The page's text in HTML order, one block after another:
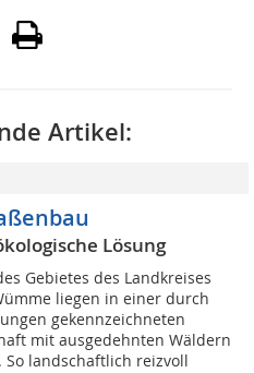
Artikel:
Lösung
Gebietes des Landkreises
liegen in einer durch
gekennzeichneten
mit ausgedehnten Wäldern
So landschaftlich reizvoll